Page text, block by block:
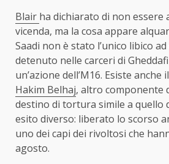
Blair ha dichiarato di non essere
vicenda, ma la cosa appare
Saadi non è stato l’unico libico
detenuto nelle carceri di
un’azione dell’M16. Esiste anche
Hakim Belhaj, altro componente
destino di tortura simile a quello
esito diverso: liberato lo scorso
uno dei capi dei rivoltosi che
agosto.